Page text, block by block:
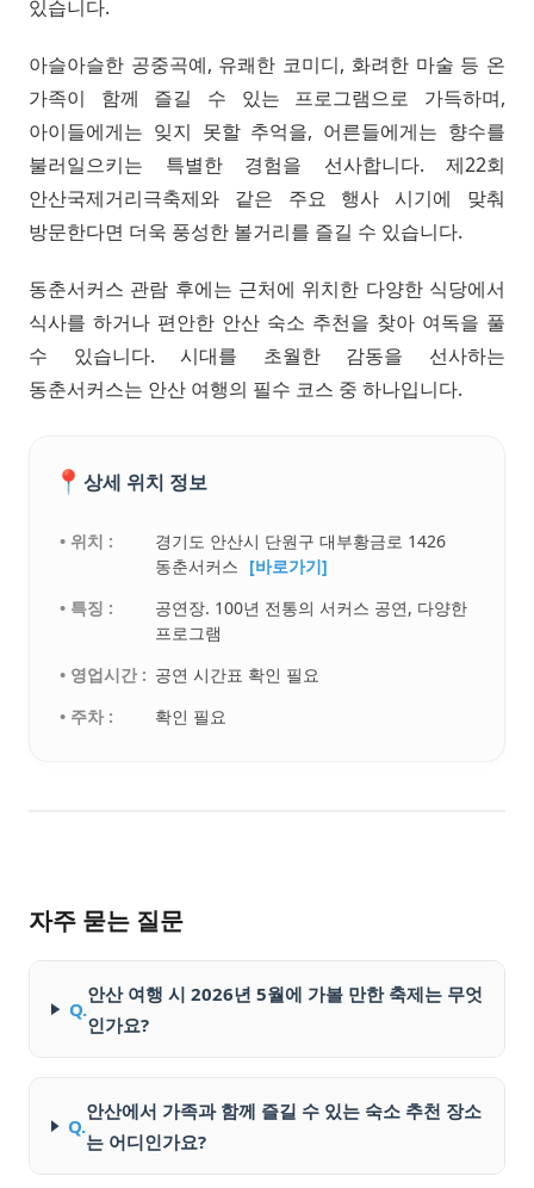
있습니다.
아슬아슬한 공중곡예, 유쾌한 코미디, 화려한 마술 등 온
가족이 함께 즐길 수 있는 프로그램으로 가득하며,
아이들에게는 잊지 못할 추억을, 어른들에게는 향수를
불러일으키는 특별한 경험을 선사합니다. 제22회
안산국제거리극축제와 같은 주요 행사 시기에 맞춰
방문한다면 더욱 풍성한 볼거리를 즐길 수 있습니다.
동춘서커스 관람 후에는 근처에 위치한 다양한 식당에서
식사를 하거나 편안한 안산 숙소 추천을 찾아 여독을 풀
수 있습니다. 시대를 초월한 감동을 선사하는
동춘서커스는 안산 여행의 필수 코스 중 하나입니다.
📍 상세 위치 정보
• 위치 :
경기도 안산시 단원구 대부황금로 1426
동춘서커스 [바로가기]
• 특징 :
공연장. 100년 전통의 서커스 공연, 다양한
프로그램
• 영업시간 : 공연 시간표 확인 필요
• 주차 :
확인 필요
자주 묻는 질문
Q.
안산 여행 시 2026년 5월에 가볼 만한 축제는 무엇
인가요?
Q.
안산에서 가족과 함께 즐길 수 있는 숙소 추천 장소
는 어디인가요?